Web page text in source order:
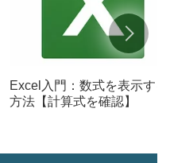
Excel入門：数式を表示する
方法【計算式を確認】